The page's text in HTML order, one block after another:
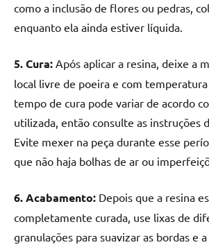
como a inclusão de flores ou pedras,
enquanto ela ainda estiver líquida.
5. Cura: Após aplicar a resina, deixe a
local livre de poeira e com
tempo de cura pode variar de acordo
utilizada, então consulte as instruções
Evite mexer na peça durante esse
que não haja bolhas de ar ou
6. Acabamento: Depois que a resina
completamente curada, use lixas de
granulações para suavizar as bordas e